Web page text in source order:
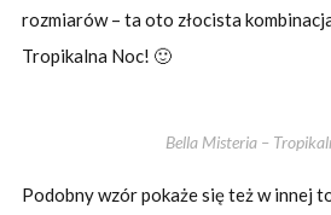
rozmiarów – ta oto złocista
Tropikalna Noc! 🙂
Bella Misteria –
Podobny wzór pokaże się też w innej